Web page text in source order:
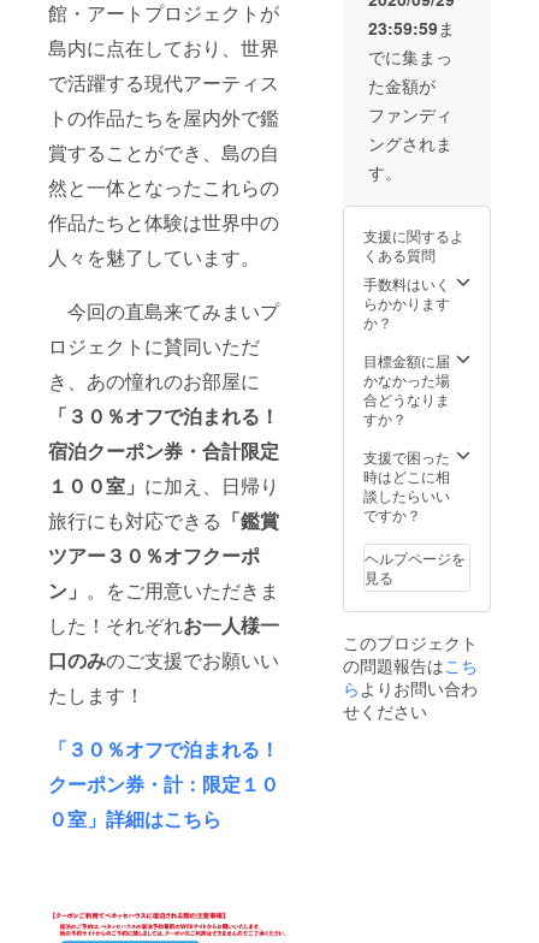
館・アートプロジェクトが
島内に点在しており、世界
で活躍する現代アーティス
トの作品たちを屋内外で鑑
賞することができ、島の自
然と一体となったこれらの
作品たちと体験は世界中の
人々を魅了しています。
今回の直島来てみまいプ
ロジェクトに賛同いただ
き、あの憧れのお部屋に
「３０％オフで泊まれる！
宿泊クーポン券・合計限定
１００室」 に加え、日帰り
旅行にも対応できる 「鑑賞
ツアー３０％オフクーポ
ン」 。をご用意いただきま
した！それぞれお一人様一
口のみのご支援でお願いい
たします！
「３０％オフで泊まれる！
クーポン券・計：限定１０
０室」詳細はこちら
舗間に
生じた
トラブ
ルにお
いては
当実行
委員会
は一切
責任を
による
返金は
できま
せんの
で、よ
くご確
認くだ
さい。
ない理
由で支
援店が
閉店す
る場合
は、返
ません
ので予
めご了
※９ 使
用する
金券は
必ず持
参して
くださ
券は各
店舗で
回収さ
せて頂
きま
す。 ※
１０
ん。 ※
６ 券
のみの
支払い
時、つ
り銭の
お返し
はでき
※
７ プ
ロジェ
クトを
支援し
た後の
援者の
ご都合
による
せんの
で、よ
くご確
認くだ
※８ や
ない理
由で支
援店が
閉店す
る場合
は、返
金に応
際はご
注意く
ださ
い。 い
ただい
たご支
援は、
体支援
として
感染症
対策な
ど前向
きで意
をさせ
ていた
だきま
い。
「直島
観賞ツ
アー
30%OF
Fクーポ
ン」も
組み合
いただ
けま
す。 ※
観賞ツ
アーは
毎週火
のた
め、ご
予約の
ださ
い。 い
ただい
たご支
参加事
業者全
体支援
として
対策な
ど前向
きで意
義ある
使い方
援して
くださ
い。一
部は全
体の支
援とし
て活用
させて
す。
23:59:59ま
でに集まっ
た金額が
ファンディ
ングされま
す。
支援に関するよ
くある質問
手数料はいく
らかかります
か？
目標金額に届
かなかった場
合どうなりま
すか？
支援で困った
時はどこに相
談したらいい
ですか？
ヘルプページを
見る
このプロジェクト
の問題報告はこち
ら よりお問い合わ
せください